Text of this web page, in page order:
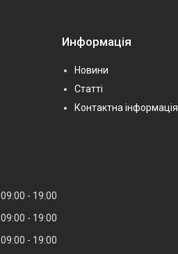
Информація
Новини
Статті
Контактна інформація
09:00
19:00
09:00
19:00
09:00
19:00